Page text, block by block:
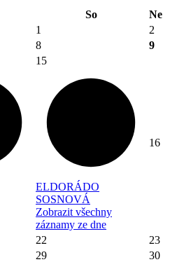
So
Ne
1
2
8 9
15
ELDORÁDO
SOSNOVÁ
Zobrazit všechny
záznamy ze dne
16
22
23
29
30